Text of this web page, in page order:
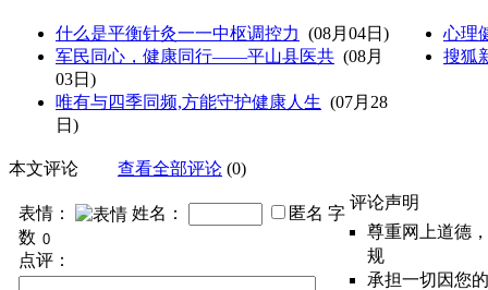
什么是平衡针灸一一中枢调控力 (08月04日)
军民同心，健康同行——平山县医共 (08月
03日)
唯有与四季同频,方能守护健康人生 (07月28
日)
心理
搜狐
本文评论 查看全部评论 (0)
表情： 姓名： 匿名 字
数
点评：
评论声明
尊重网上道德
规
承担一切因您